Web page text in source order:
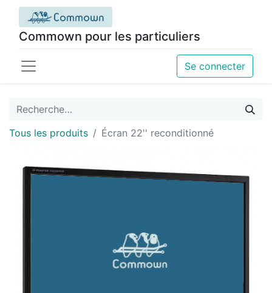
Commown pour les particuliers
Se connecter
Tous les produits Écran 22'' reconditionné